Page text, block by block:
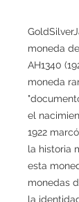
moneda
AH1340
moneda
el
1922
la historia
esta
monedas
la